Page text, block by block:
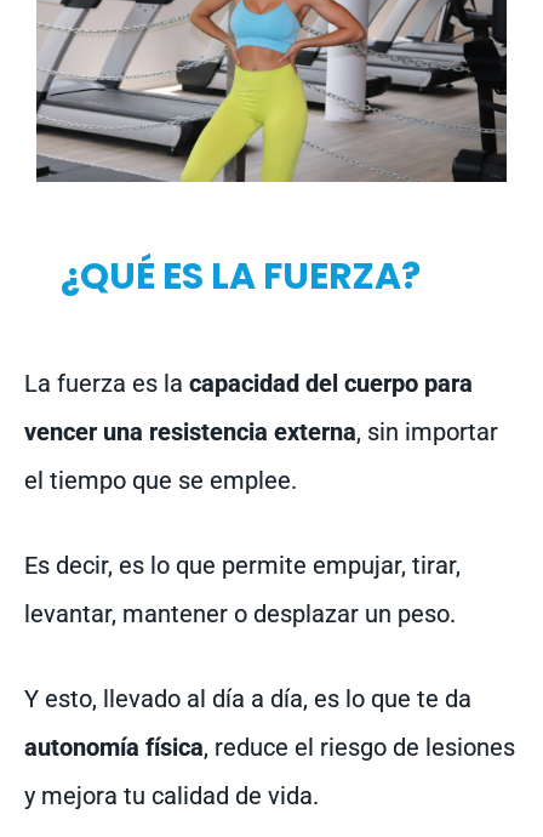
¿QUÉ ES LA FUERZA?
La fuerza es la capacidad del cuerpo para
vencer una resistencia externa, sin importar
el tiempo que se emplee.
Es decir, es lo que permite empujar, tirar,
levantar, mantener o desplazar un peso.
Y esto, llevado al día a día, es lo que te da
autonomía física, reduce el riesgo de lesiones
y mejora tu calidad de vida.